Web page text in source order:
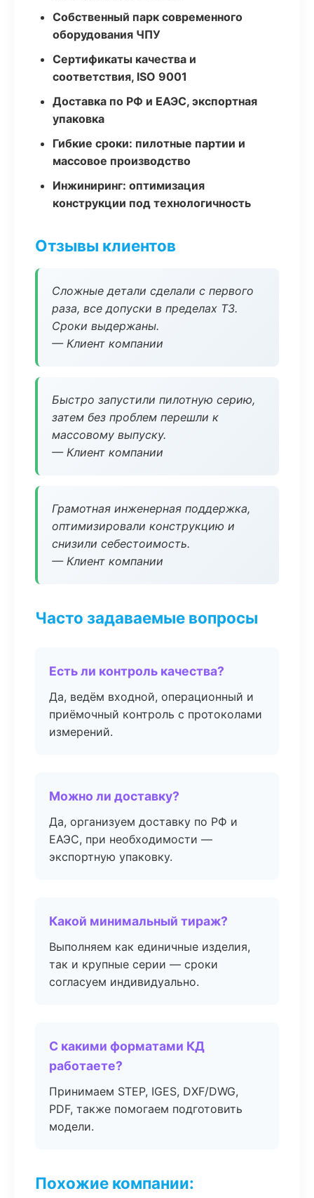
Собственный парк современного
оборудования ЧПУ
Сертификаты качества и
соответствия, ISO 9001
Доставка по РФ и ЕАЭС, экспортная
упаковка
Гибкие сроки: пилотные партии и
массовое производство
Инжиниринг: оптимизация
конструкции под технологичность
Отзывы клиентов
Сложные детали сделали с первого
раза, все допуски в пределах ТЗ.
Сроки выдержаны.
— Клиент компании
Быстро запустили пилотную серию,
затем без проблем перешли к
массовому выпуску.
— Клиент компании
Грамотная инженерная поддержка,
оптимизировали конструкцию и
снизили себестоимость.
— Клиент компании
Часто задаваемые вопросы
Есть ли контроль качества?
Да, ведём входной, операционный и
приёмочный контроль с протоколами
измерений.
Можно ли доставку?
Да, организуем доставку по РФ и
ЕАЭС, при необходимости —
экспортную упаковку.
Какой минимальный тираж?
Выполняем как единичные изделия,
так и крупные серии — сроки
согласуем индивидуально.
С какими форматами КД
работаете?
Принимаем STEP, IGES, DXF/DWG,
PDF, также помогаем подготовить
модели.
Похожие компании: